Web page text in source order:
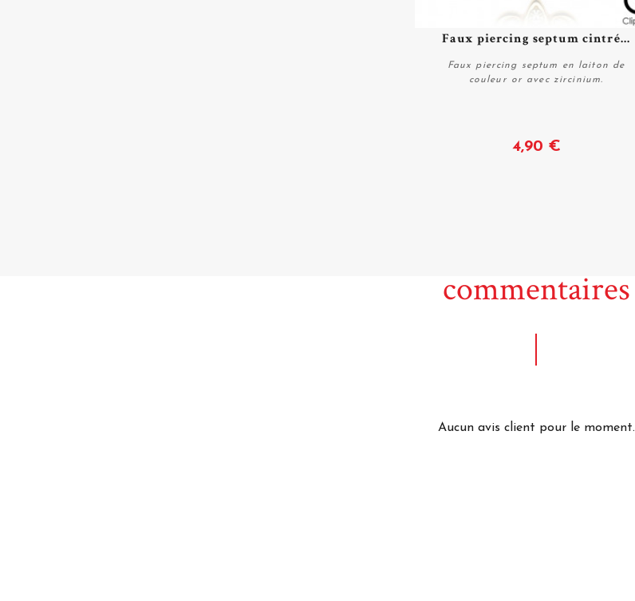
Voir
Faux piercing septum cintré...
Faux piercing septum en laiton de
couleur or avec zircinium.
4,90 €
commentaires
Aucun avis client pour le moment.